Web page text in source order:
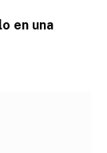
en una